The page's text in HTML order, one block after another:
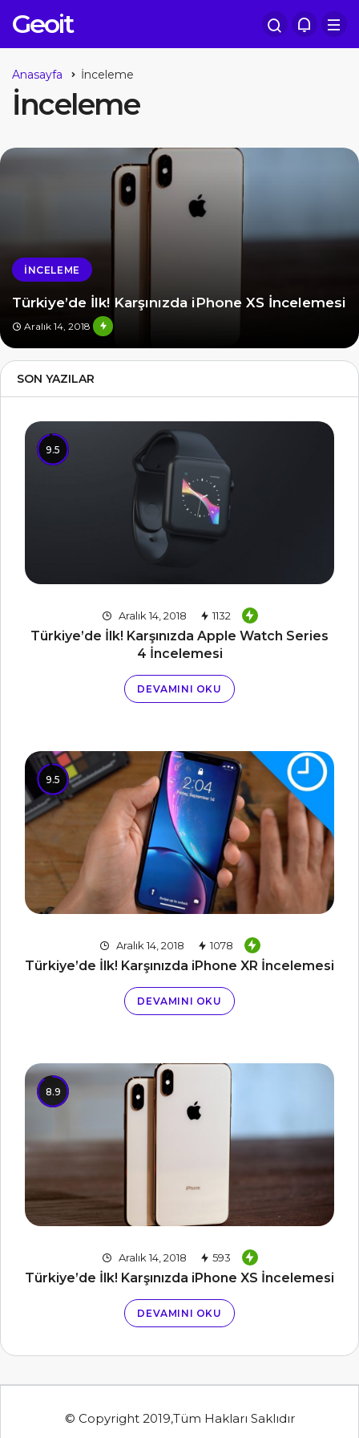
Geoit
Anasayfa İnceleme
İnceleme
İNCELEME
Türkiye’de İlk! Karşınızda iPhone XS İncelemesi
Aralık 14, 2018
SON YAZILAR
9.5
Aralık 14, 2018 1132
Türkiye’de İlk! Karşınızda Apple Watch Series
4 İncelemesi
DEVAMINI OKU
9.5
Aralık 14, 2018 1078
Türkiye’de İlk! Karşınızda iPhone XR İncelemesi
DEVAMINI OKU
8.9
Aralık 14, 2018 593
Türkiye’de İlk! Karşınızda iPhone XS İncelemesi
DEVAMINI OKU
© Copyright 2019,Tüm Hakları Saklıdır